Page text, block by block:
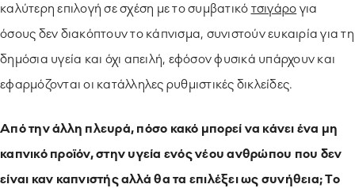
καλύτερη επιλογή σε σχέση με το συμβατικό τσιγάρο για
όσους δεν διακόπτουν το κάπνισμα, συνιστούν ευκαιρία για τη
δημόσια υγεία και όχι απειλή, εφόσον φυσικά υπάρχουν και
εφαρμόζονται οι κατάλληλες ρυθμιστικές δικλείδες.
Από την άλλη πλευρά, πόσο κακό μπορεί να κάνει ένα μη
καπνικό προϊόν, στην υγεία ενός νέου ανθρώπου που δεν
είναι καν καπνιστής αλλά θα τα επιλέξει ως συνήθεια; Το